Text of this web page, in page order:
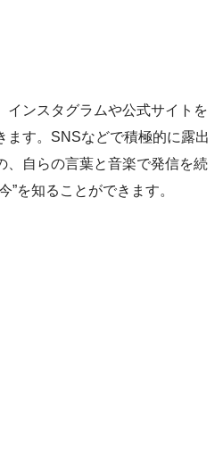
インスタグラムや公式サイトを
ます。SNSなどで積極的に露出
、自らの言葉と音楽で発信を続
”を知ることができます。